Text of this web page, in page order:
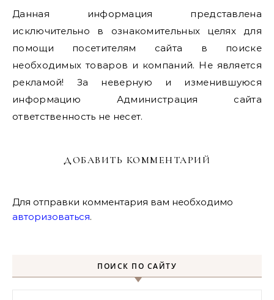
Данная информация представлена
исключительно в ознакомительных целях для
помощи посетителям сайта в поиске
необходимых товаров и компаний. Не является
рекламой! За неверную и изменившуюся
информацию Администрация сайта
ответственность не несет.
ДОБАВИТЬ КОММЕНТАРИЙ
Для отправки комментария вам необходимо
авторизоваться.
ПОИСК ПО САЙТУ